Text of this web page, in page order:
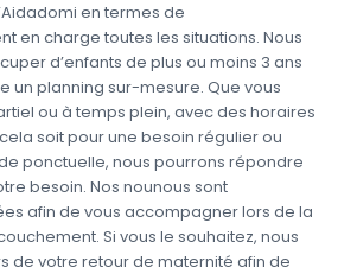
en termes de
en charge toutes les situations. Nous
d’enfants de plus ou moins 3 ans
un planning sur-mesure. Que vous
ou à temps plein, avec des horaires
soit pour une besoin régulier ou
ponctuelle, nous pourrons répondre
besoin. Nos nounous sont
afin de vous accompagner lors de la
Si vous le souhaitez, nous
de votre retour de maternité afin de